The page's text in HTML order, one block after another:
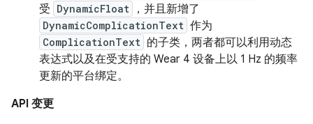
受 DynamicFloat ，并且新增了
DynamicComplicationText 作为
ComplicationText 的子类，两者都可以利用动态
表达式以及在受支持的 Wear 4 设备上以 1 Hz 的频率
更新的平台绑定。
API 变更